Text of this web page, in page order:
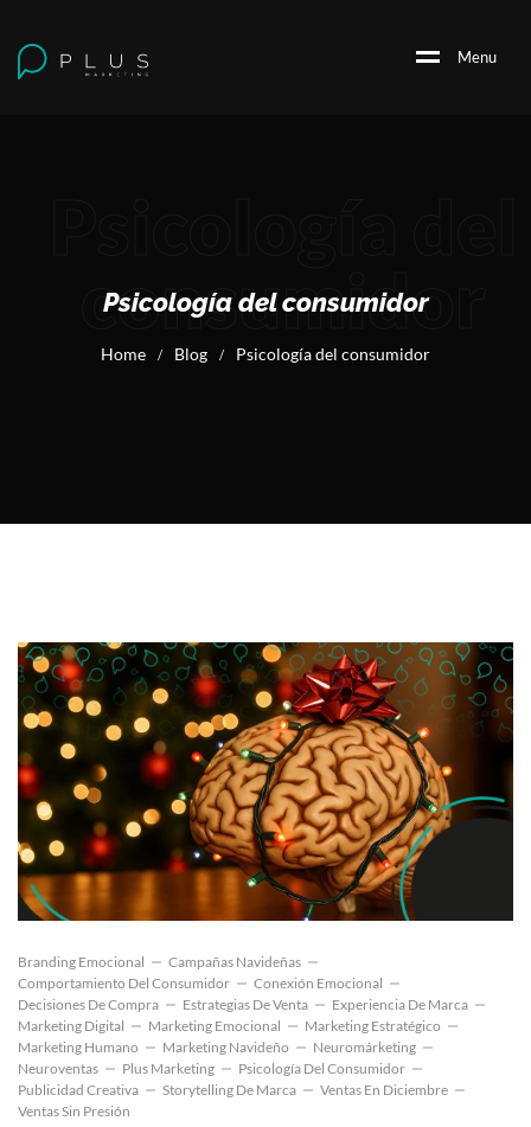
Menu
consumidor
Psicología del consumidor
Home / Blog / Psicología del consumidor
Branding Emocional
Campañas Navideñas
Comportamiento Del Consumidor
Conexión Emocional
Decisiones De Compra
Estrategias De Venta
Experiencia De Marca
Marketing Digital
Marketing Emocional
Marketing Estratégico
Marketing Humano
Marketing Navideño
Neuromárketing
Neuroventas
Plus Marketing
Psicología Del Consumidor
Publicidad Creativa
Storytelling De Marca
Ventas En Diciembre
Ventas Sin Presión